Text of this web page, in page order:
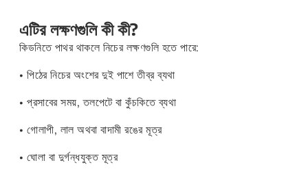
এটির লক্ষণগুলি কী কী?
কিডনিতে পাথর থাকলে নিচের লক্ষণগুলি হতে পারে:
• পিঠের নিচের অংশের দুই পাশে তীব্র ব্যথা
• প্রসাবের সময়, তলপেটে বা কুঁচকিতে ব্যথা
• গোলাপী, লাল অথবা বাদামী রঙের মূত্র
• ঘোলা বা দুর্গন্ধযুক্ত মূত্র